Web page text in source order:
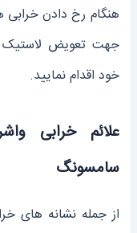
هنگام رخ دادن
جهت تعویض
خود اقدام نمایید.
علائم خرابی
سامسونگ
از جمله نشانه های